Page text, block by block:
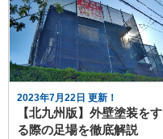
2023年7月22日 更新！
【北九州版】外壁塗装をす
る際の足場を徹底解説